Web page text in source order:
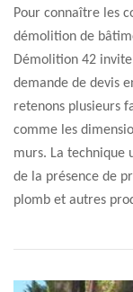
Pour connaître les
démolition de
Démolition 42
demande de devis
retenons plusieurs
comme les
murs. La technique
de la présence de
plomb et autres